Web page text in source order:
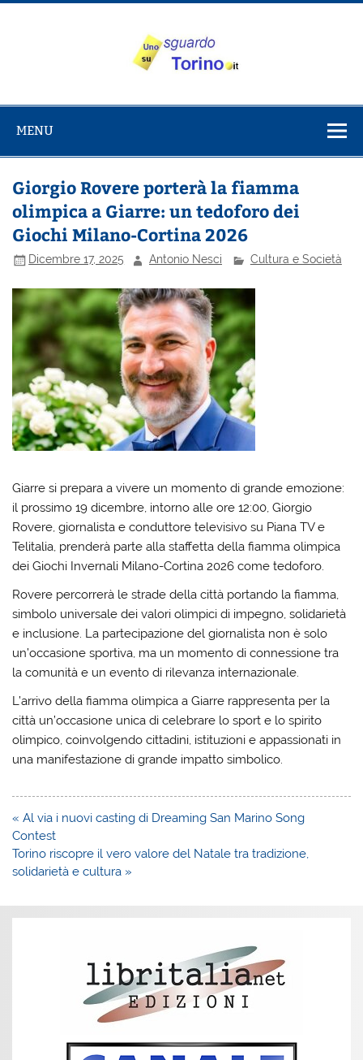
Salta
su Torino
MENU
Giorgio Rovere porterà la fiamma
olimpica a Giarre: un tedoforo dei
Giochi Milano-Cortina 2026
Dicembre 17, 2025 Antonio Nesci Cultura e Società
Giarre si prepara a vivere un momento di grande emozione:
il prossimo 19 dicembre, intorno alle ore 12:00, Giorgio
Rovere, giornalista e conduttore televisivo su Piana TV e
Telitalia, prenderà parte alla staffetta della fiamma olimpica
dei Giochi Invernali Milano-Cortina 2026 come tedoforo.
Rovere percorrerà le strade della città portando la fiamma,
simbolo universale dei valori olimpici di impegno, solidarietà
e inclusione. La partecipazione del giornalista non è solo
un’occasione sportiva, ma un momento di connessione tra
la comunità e un evento di rilevanza internazionale.
L’arrivo della fiamma olimpica a Giarre rappresenta per la
città un’occasione unica di celebrare lo sport e lo spirito
olimpico, coinvolgendo cittadini, istituzioni e appassionati in
una manifestazione di grande impatto simbolico.
Navigazione
articoli
« Al via i nuovi casting di Dreaming San Marino Song
Contest
Torino riscopre il vero valore del Natale tra tradizione,
solidarietà e cultura »